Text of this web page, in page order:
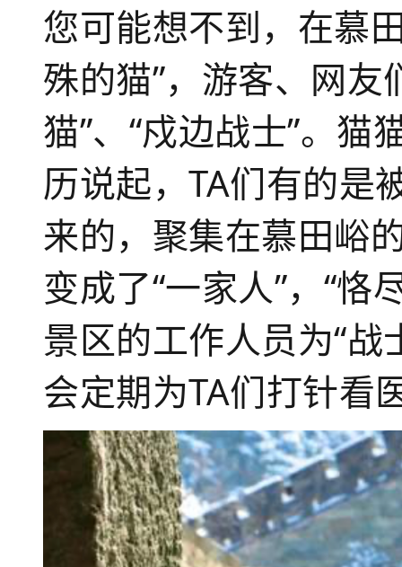
您可能想不到，在慕
殊的猫”，游客、网
猫”、“戍边战士”。猫
历说起，TA们有的是
来的，聚集在慕田峪
变成了“一家人”，“恪
景区的工作人员为“
会定期为TA们打针看